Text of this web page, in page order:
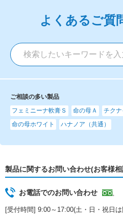
よくあるご質
ご相談の多い製品
フェミニーナ軟膏Ｓ
命の母Ａ
チクナ
命の母ホワイト
ハナノア（共通）
製品に関するお問い合わせ(お客様
お電話でのお問い合わせ
[受付時間] 9:00～17:00(土・日・祝日